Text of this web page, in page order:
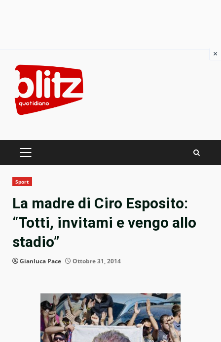
content
PRIMARY
Sport
La madre di Ciro Esposito:
“Totti, invitami e vengo allo
stadio”
Gianluca Pace Ottobre 31, 2014
×